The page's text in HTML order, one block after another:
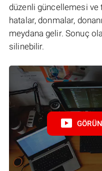
düzenli güncellemesi
hatalar, donmalar,
meydana gelir. Sonuç
silinebilir.